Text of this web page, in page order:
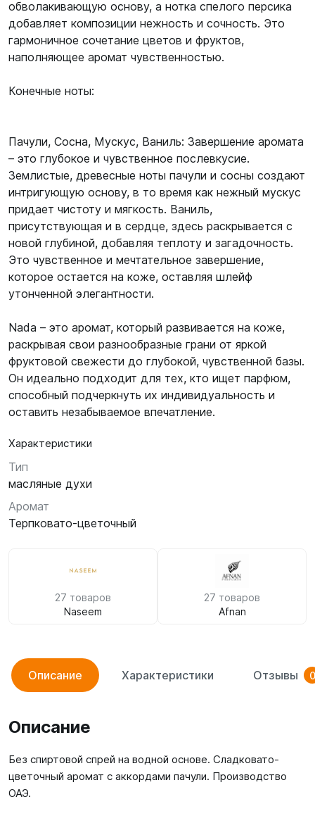
обволакивающую основу, а нотка спелого персика
добавляет композиции нежность и сочность. Это
гармоничное сочетание цветов и фруктов,
наполняющее аромат чувственностью.
Конечные ноты:
Пачули, Сосна, Мускус, Ваниль: Завершение аромата
– это глубокое и чувственное послевкусие.
Землистые, древесные ноты пачули и сосны создают
интригующую основу, в то время как нежный мускус
придает чистоту и мягкость. Ваниль,
присутствующая и в сердце, здесь раскрывается с
новой глубиной, добавляя теплоту и загадочность.
Это чувственное и мечтательное завершение,
которое остается на коже, оставляя шлейф
утонченной элегантности.
Nada – это аромат, который развивается на коже,
раскрывая свои разнообразные грани от яркой
фруктовой свежести до глубокой, чувственной базы.
Он идеально подходит для тех, кто ищет парфюм,
способный подчеркнуть их индивидуальность и
оставить незабываемое впечатление.
Характеристики
Тип
масляные духи
Аромат
Терпковато-цветочный
27 товаров
Naseem
27 товаров
Afnan
Описание Характеристики Отзывы 0
Описание
Без спиртовой спрей на водной основе. Сладковато-
цветочный аромат с аккордами пачули. Производство
ОАЭ.